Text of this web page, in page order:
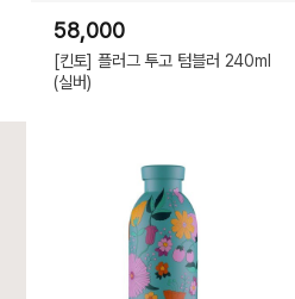
58,000
[킨토] 플러그 투고 텀블러 240ml
(실버)